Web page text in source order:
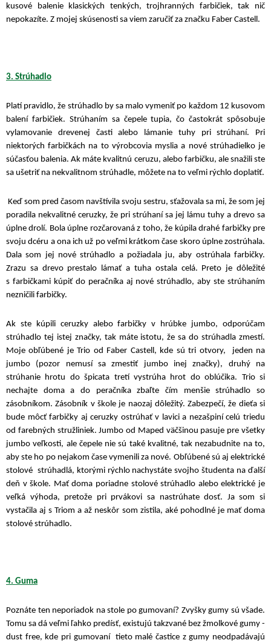
kusové balenie klasických tenkých, trojhranných farbičiek, tak nič
nepokazíte. Z mojej skúsenosti sa viem zaručiť za značku Faber Castell.
3. Strúhadlo
Platí pravidlo, že strúhadlo by sa malo vymeniť po každom 12 kusovom
balení farbičiek. Strúhaním sa čepele tupia, čo častokrát spôsobuje
vylamovanie drevenej časti alebo lámanie tuhy pri strúhaní. Pri
niektorých farbičkách na to výrobcovia myslia a nové strúhadielko je
súčasťou balenia. Ak máte kvalitnú ceruzu, alebo farbičku, ale snažili ste
sa ušetriť na nekvalitnom strúhadle, môžete na to veľmi rýchlo doplatiť.
Keď som pred časom navštívila svoju sestru, sťažovala sa mi, že som jej
poradila nekvalitné ceruzky, že pri strúhaní sa jej lámu tuhy a drevo sa
úplne drolí. Bola úplne rozčarovaná z toho, že kúpila drahé farbičky pre
svoju dcéru a ona ich už po veľmi krátkom čase skoro úplne zostrúhala.
Dala som jej nové strúhadlo a požiadala ju, aby ostrúhala farbičky.
Zrazu sa drevo prestalo lámať a tuha ostala celá. Preto je dôležité
s farbičkami kúpiť do peračníka aj nové strúhadlo, aby ste strúhaním
nezničili farbičky.
Ak ste kúpili ceruzky alebo farbičky v hrúbke jumbo, odporúčam
strúhadlo tej istej značky, tak máte istotu, že sa do strúhadla zmestí.
Moje obľúbené je Trio od Faber Castell, kde sú tri otvory, jeden na
jumbo (pozor nemusí sa zmestiť jumbo inej značky), druhý na
strúhanie hrotu do špicata tretí vystrúha hrot do oblúčika. Trio si
nechajte doma a do peračníka zbaľte čím menšie strúhadlo so
zásobníkom. Zásobník v škole je naozaj dôležitý. Zabezpečí, že dieťa si
bude môcť farbičky aj ceruzky ostrúhať v lavici a nezašpiní celú triedu
od farebných stružliniek. Jumbo od Maped väčšinou pasuje pre všetky
jumbo veľkosti, ale čepele nie sú také kvalitné, tak nezabudnite na to,
aby ste ho po nejakom čase vymenili za nové. Obľúbené sú aj elektrické
stolové strúhadlá, ktorými rýchlo nachystáte svojho študenta na ďalší
deň v škole. Mať doma poriadne stolové strúhadlo alebo elektrické je
veľká výhoda, pretože pri prvákovi sa nastrúhate dosť. Ja som si
vystačila aj s Triom a až neskôr som zistila, aké pohodlné je mať doma
stolové strúhadlo.
4. Guma
Poznáte ten neporiadok na stole po gumovaní? Zvyšky gumy sú všade.
Tomu sa dá veľmi ľahko predísť, existujú takzvané bez žmolkové gumy -
dust free, kde pri gumovaní tieto malé častice z gumy neodpadávajú